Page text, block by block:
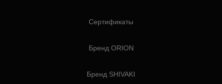
Сертификаты
Бренд ORION
Бренд SHIVAKI